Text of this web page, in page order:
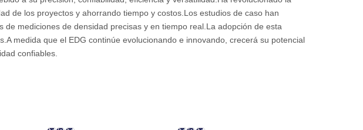
de los proyectos y ahorrando tiempo y costos.Los estudios de caso han
mediciones de densidad precisas y en tiempo real.La adopción de esta
medida que el EDG continúe evolucionando e innovando, crecerá su potencial
confiables.